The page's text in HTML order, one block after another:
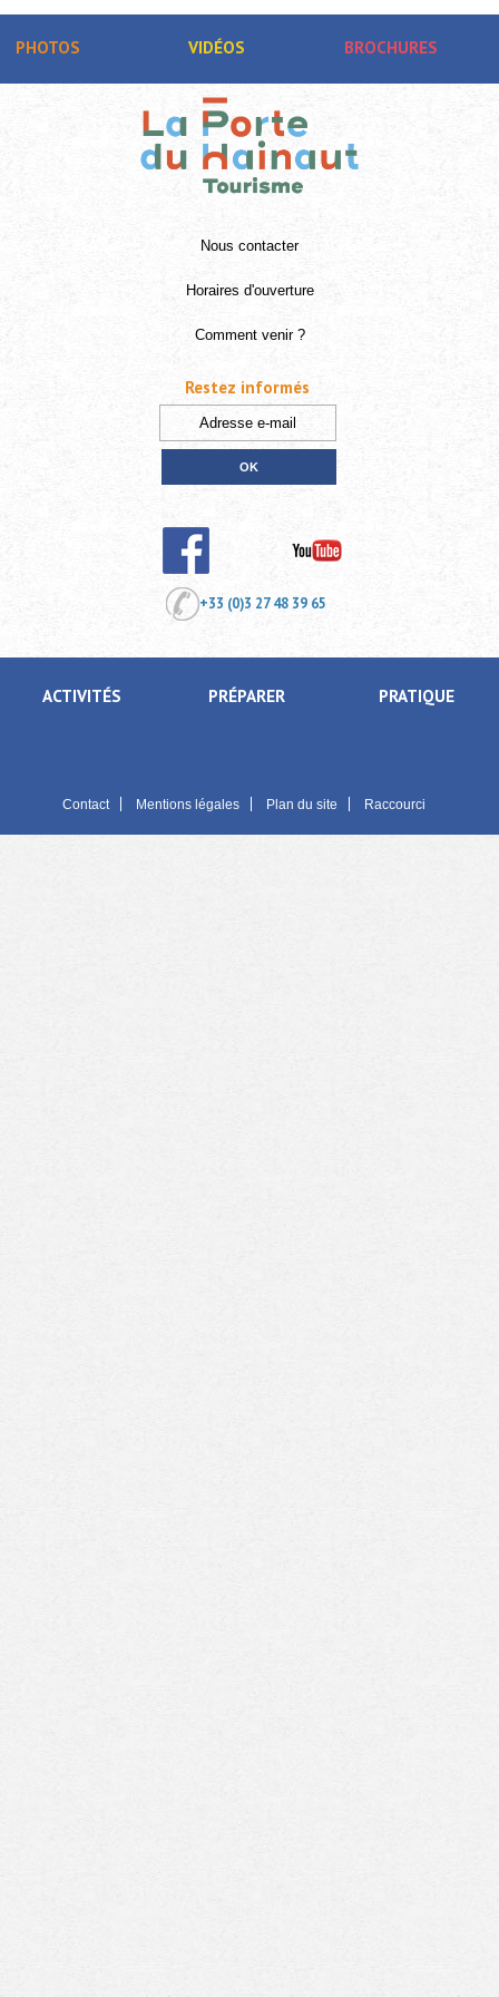
PHOTOS VIDÉOS BROCHURES
Nous contacter
Horaires d'ouverture
Comment venir ?
+33 (0)3 27 48 39 65
ACTIVITÉS PRÉPARER PRATIQUE
Contact Mentions légales Plan du site Raccourci
Restez informés